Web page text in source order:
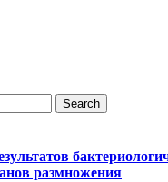
размножения